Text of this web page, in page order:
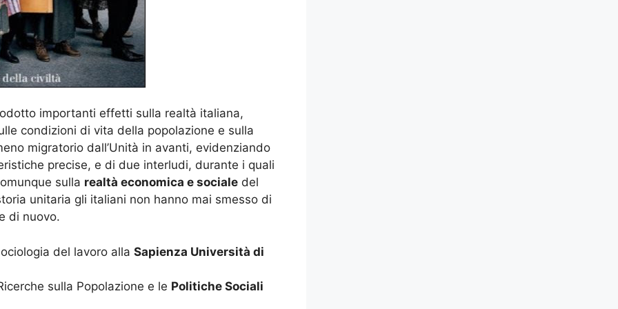
importanti effetti sulla realtà italiana,
condizioni di vita della popolazione e sulla
migratorio dall’Unità in avanti, evidenziando
precise, e di due interludi, durante i quali
sulla realtà economica e sociale del
unitaria gli italiani non hanno mai smesso di
di nuovo.
del lavoro alla Sapienza Università di
sulla Popolazione e le Politiche Sociali